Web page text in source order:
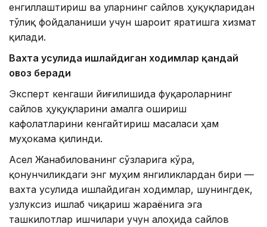
енгиллаштириш ва уларнинг сайлов ҳуқуқларидан
тўлиқ фойдаланиши учун шароит яратишга хизмат
қилади.
Вахта усулида ишлайдиган ходимлар қандай
овоз беради
Эксперт кенгаши йиғилишида фуқароларнинг
сайлов ҳуқуқларини амалга ошириш
кафолатларини кенгайтириш масаласи ҳам
муҳокама қилинди.
Асел Жанабилованинг сўзларига кўра,
қонунчиликдаги энг муҳим янгиликлардан бири —
вахта усулида ишлайдиган ходимлар, шунингдек,
узлуксиз ишлаб чиқариш жараёнига эга
ташкилотлар ишчилари учун алоҳида сайлов